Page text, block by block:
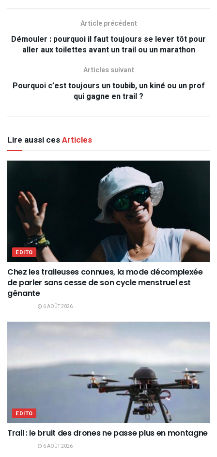
Article précédent
Démouler : pourquoi il faut toujours se lever tôt pour
aller aux toilettes avant un trail ou un marathon
Articles suivant
Pourquoi c’est toujours un toubib, un kiné ou un prof
qui gagne en trail ?
Lire aussi cesArticles
EDITO
Chez les traileuses connues, la mode décomplexée
de parler sans cesse de son cycle menstruel est
gênante
6 AOÛT 2026
EDITO
Trail : le bruit des drones ne passe plus en montagne
6 AOÛT 2026